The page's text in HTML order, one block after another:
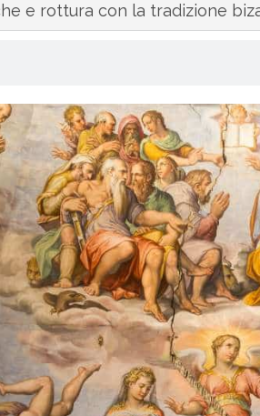
e rottura con la tradizione